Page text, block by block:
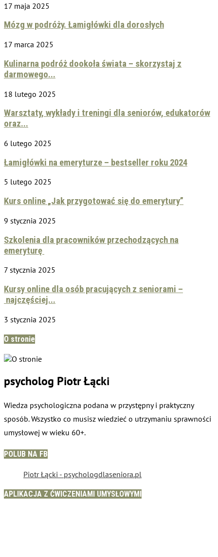
17 maja 2025
Mózg w podróży. Łamigłówki dla dorosłych
17 marca 2025
Kulinarna podróż dookoła świata – skorzystaj z
darmowego...
18 lutego 2025
Warsztaty, wykłady i treningi dla seniorów, edukatorów
oraz...
6 lutego 2025
Łamigłówki na emeryturze – bestseller roku 2024
5 lutego 2025
Kurs online „Jak przygotować się do emerytury”
9 stycznia 2025
Szkolenia dla pracowników przechodzących na
emeryturę
7 stycznia 2025
Kursy online dla osób pracujących z seniorami –
najczęściej...
3 stycznia 2025
O stronie
psycholog Piotr Łącki
Wiedza psychologiczna podana w przystępny i praktyczny
sposób. Wszystko co musisz wiedzieć o utrzymaniu sprawności
umysłowej w wieku 60+.
POLUB NA FB
Piotr Łącki - psychologdlaseniora.pl
APLIKACJA Z ĆWICZENIAMI UMYSŁOWYMI